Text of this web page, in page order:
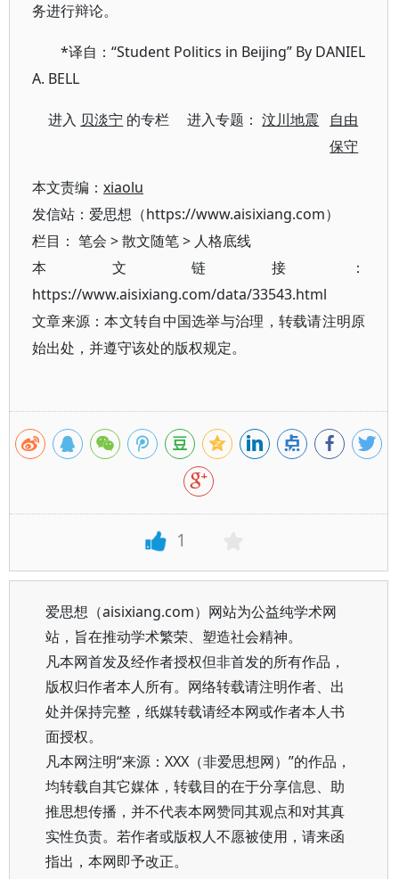
务进行辩论。
*译自：“Student Politics in Beijing” By DANIEL
A. BELL
进入 贝淡宁 的专栏 进入专题：汶川地震
自由
保守
本文责编： xiaolu
发信站：爱思想（https://www.aisixiang.com）
栏目： 笔会 >散文随笔> 人格底线
本文链接：
https://www.aisixiang.com/data/33543.html
文章来源：本文转自中国选举与治理，转载请注明原
始出处，并遵守该处的版权规定。
1
爱思想（aisixiang.com）网站为公益纯学术网
站，旨在推动学术繁荣、塑造社会精神。
凡本网首发及经作者授权但非首发的所有作品，
版权归作者本人所有。网络转载请注明作者、出
处并保持完整，纸媒转载请经本网或作者本人书
面授权。
凡本网注明“来源：XXX（非爱思想网）”的作品，
均转载自其它媒体，转载目的在于分享信息、助
推思想传播，并不代表本网赞同其观点和对其真
实性负责。若作者或版权人不愿被使用，请来函
指出，本网即予改正。